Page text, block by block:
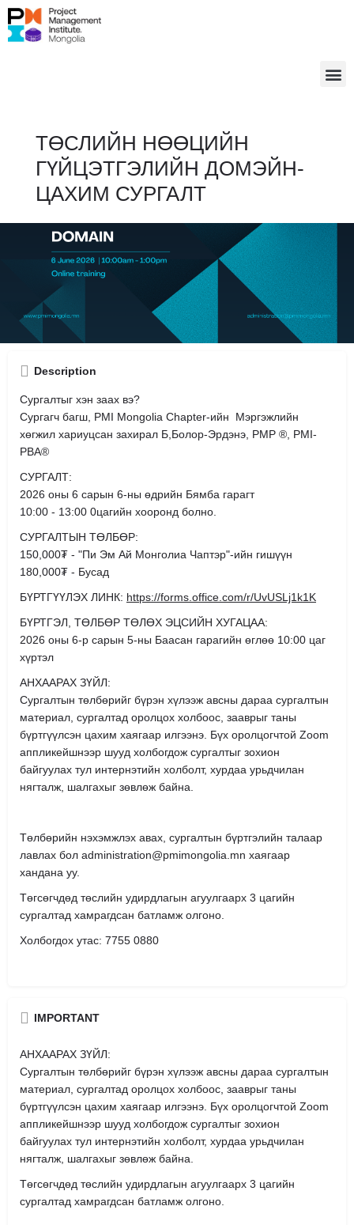
ТӨСЛИЙН НӨӨЦИЙН
ГҮЙЦЭТГЭЛИЙН ДОМЭЙН-
ЦАХИМ СУРГАЛТ
Description
Сургалтыг хэн заах вэ?
Сургагч багш, PMI Mongolia Chapter-ийн Мэргэжлийн
хөгжил хариуцсан захирал Б,Болор-Эрдэнэ, PMP ®, PMI-
PBA®
СУРГАЛТ:
2026 оны 6 сарын 6-ны өдрийн Бямба гарагт
10:00 - 13:00 0цагийн хооронд болно.
СУРГАЛТЫН ТӨЛБӨР:
150,000₮ - "Пи Эм Ай Монголиа Чаптэр"-ийн гишүүн
180,000₮ - Бусад
БҮРТГҮҮЛЭХ ЛИНК: https://forms.office.com/r/UvUSLj1k1K
БҮРТГЭЛ, ТӨЛБӨР ТӨЛӨХ ЭЦСИЙН ХУГАЦАА:
2026 оны 6-р сарын 5-ны Баасан гарагийн өглөө 10:00 цаг
хүртэл
АНХААРАХ ЗҮЙЛ:
Сургалтын төлбөрийг бүрэн хүлээж авсны дараа сургалтын
материал, сургалтад оролцох холбоос, зааврыг таны
бүртгүүлсэн цахим хаягаар илгээнэ. Бүх оролцогчтой Zoom
аппликейшнээр шууд холбогдож сургалтыг зохион
байгуулах тул интернэтийн холболт, хурдаа урьдчилан
нягталж, шалгахыг зөвлөж байна.
Төлбөрийн нэхэмжлэх авах, сургалтын бүртгэлийн талаар
лавлах бол administration@pmimongolia.mn хаягаар
хандана уу.
Төгсөгчдөд төслийн удирдлагын агуулгаарх 3 цагийн
сургалтад хамрагдсан батламж олгоно.
Холбогдох утас: 7755 0880
IMPORTANT
АНХААРАХ ЗҮЙЛ:
Сургалтын төлбөрийг бүрэн хүлээж авсны дараа сургалтын
материал, сургалтад оролцох холбоос, зааврыг таны
бүртгүүлсэн цахим хаягаар илгээнэ. Бүх оролцогчтой Zoom
аппликейшнээр шууд холбогдож сургалтыг зохион
байгуулах тул интернэтийн холболт, хурдаа урьдчилан
нягталж, шалгахыг зөвлөж байна.
Төгсөгчдөд төслийн удирдлагын агуулгаарх 3 цагийн
сургалтад хамрагдсан батламж олгоно.